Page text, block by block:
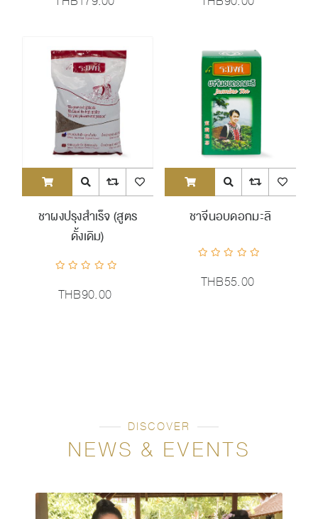
ADDTOCARTQuick ViewAddToCompareList
AddToWishlist
ชาผงปรุงสำเร็จ (สูตร
ดั้งเดิม)
THB90.00
ADDTOCARTQuick ViewAddToCompareList
ชาจีนอบดอกมะลิ
THB55.00
DISCOVER
NEWS & EVENTS